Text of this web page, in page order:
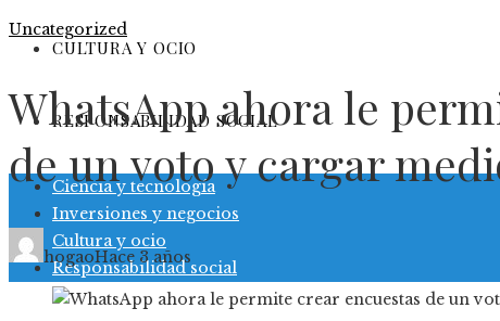
CULTURA Y OCIO
RESPONSABILIDAD SOCIAL
Ciencia y tecnología
Inversiones y negocios
Cultura y ocio
Responsabilidad social
Uncategorized
WhatsApp ahora le
de un voto y cargar
hogaoHace 3 años